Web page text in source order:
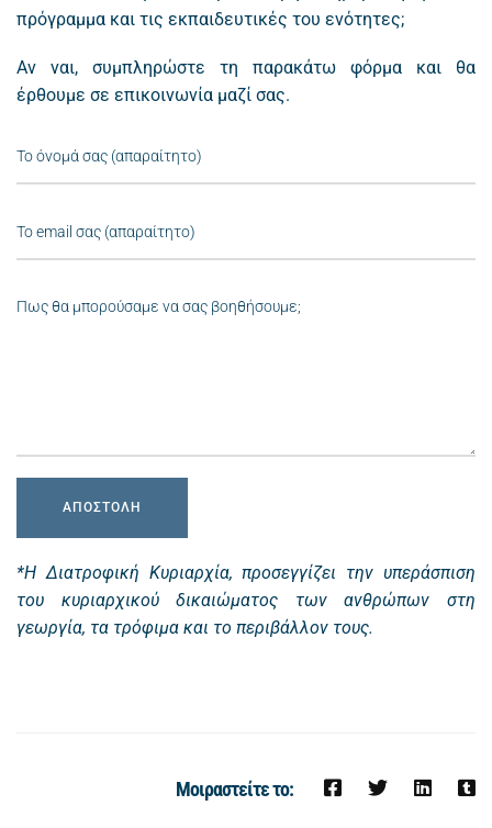
πρόγραμμα και τις εκπαιδευτικές του ενότητες;
Αν ναι, συμπληρώστε τη παρακάτω φόρμα και θα
έρθουμε σε επικοινωνία μαζί σας.
*Η Διατροφική Κυριαρχία, προσεγγίζει την υπεράσπιση
του κυριαρχικού δικαιώματος των ανθρώπων στη
γεωργία, τα τρόφιμα και το περιβάλλον τους.
Μοιραστείτε το: